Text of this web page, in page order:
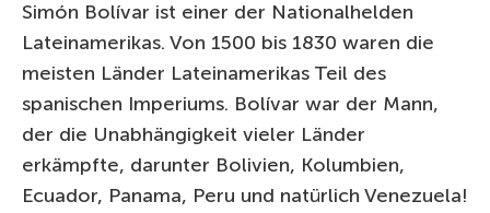
Simón Bolívar ist einer der Nationalhelden
Lateinamerikas. Von 1500 bis 1830 waren die
meisten Länder Lateinamerikas Teil des
spanischen Imperiums. Bolívar war der Mann,
der die Unabhängigkeit vieler Länder
erkämpfte, darunter Bolivien, Kolumbien,
Ecuador, Panama, Peru und natürlich Venezuela!